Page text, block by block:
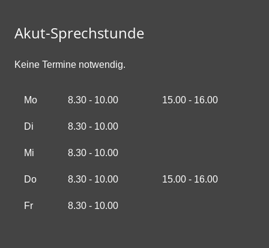
Akut-Sprechstunde
Keine Termine notwendig.
Mo 8.30 - 10.00 15.00 - 16.00
Di 8.30 - 10.00
Mi 8.30 - 10.00
Do 8.30 - 10.00 15.00 - 16.00
Fr 8.30 - 10.00